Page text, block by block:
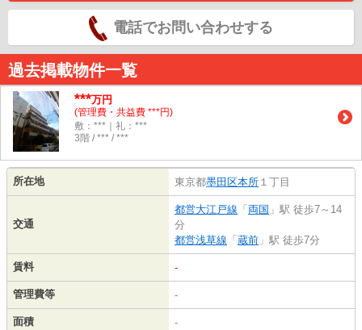
電話でお問い合わせする
過去掲載物件一覧
***万円
(管理費・共益費 ***円)
敷：***｜礼：***
3階 / *** / ***
所在地 東京都墨田区本所 １丁目
交通
都営大江戸線 「 両国 」駅 徒歩7～14
分
都営浅草線 「 蔵前 」駅 徒歩7分
賃料 -
管理費等 -
面積 -